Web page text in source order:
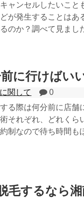
ャンセルしたいこと
が発生することはあ
のか？調べて見まし
に行けばい
関して
0
る際は何分前に店舗
それぞれ、どれくら
制なので待ち時間も
毛するなら